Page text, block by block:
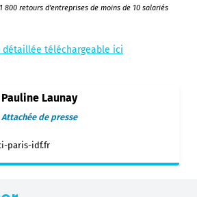
retours d’entreprises de moins de 10 salariés
détaillée téléchargeable ici
Pauline Launay
Attachée de presse
paris-idf.fr